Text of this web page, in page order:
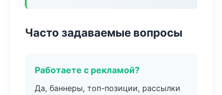
Часто задаваемые вопросы
Работаете с рекламой?
Да, баннеры, топ-позиции, рассылки